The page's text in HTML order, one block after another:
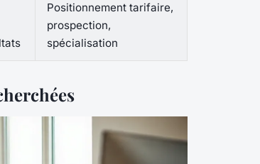
Positionnement tarifaire,
prospection,
spécialisation